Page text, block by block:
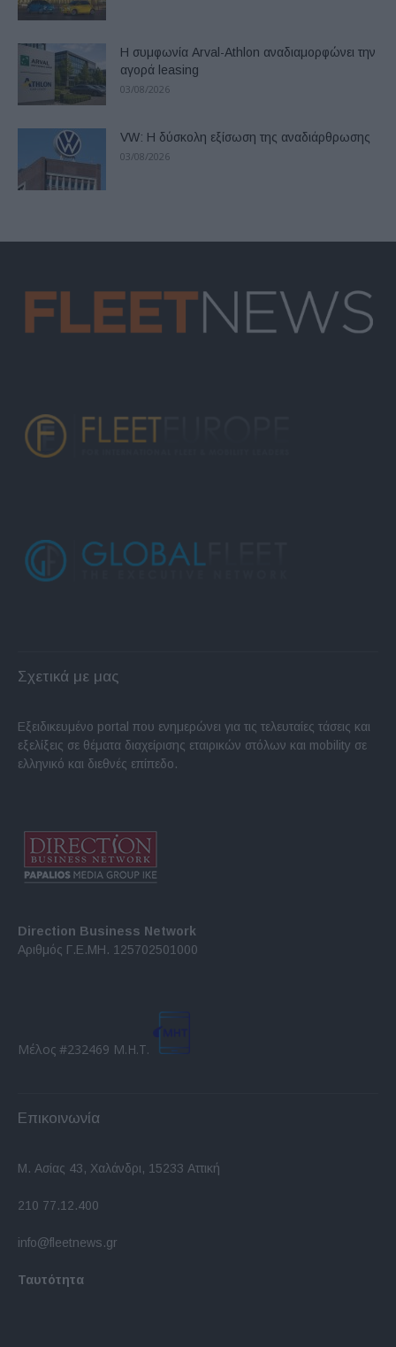
Η συμφωνία Arval-Athlon αναδιαμορφώνει την
αγορά leasing
03/08/2026
VW: Η δύσκολη εξίσωση της αναδιάρθρωσης
03/08/2026
Σχετικά με μας
Εξειδικευμένο portal που ενημερώνει για τις τελευταίες τάσεις και
εξελίξεις σε θέματα διαχείρισης εταιρικών στόλων και mobility σε
ελληνικό και διεθνές επίπεδο.
Direction Business Network
Αριθμός Γ.Ε.ΜΗ. 125702501000
Μέλος #232469 Μ.Η.Τ.
Επικοινωνία
Μ. Ασίας 43, Χαλάνδρι, 15233 Αττική
210 77.12.400
info@fleetnews.gr
Ταυτότητα